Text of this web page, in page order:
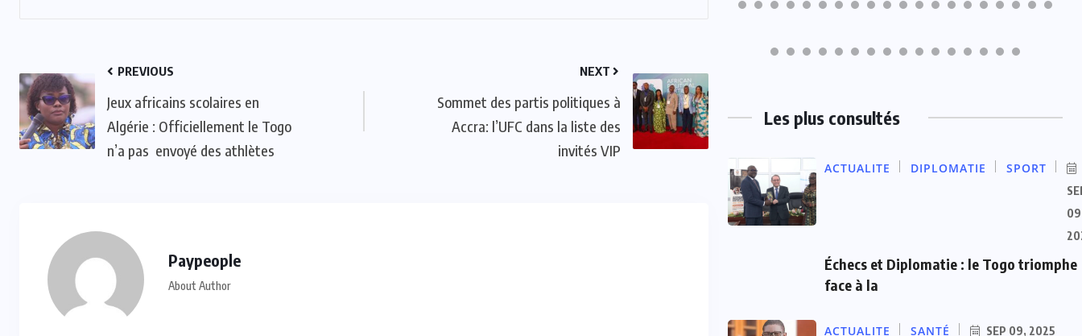
PREVIOUS
Jeux africains scolaires en
Algérie : Officiellement le Togo
n’a pas envoyé des athlètes
NEXT
Sommet des partis politiques à
Accra: l’UFC dans la liste des
invités VIP
Paypeople
About Author
Les plus consultés
ACTUALITE DIPLOMATIE SPORT
Échecs et Diplomatie : le Togo triomphe
face à la
ACTUALITE SANTÉ SEP 09, 2025